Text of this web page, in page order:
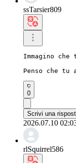
ssTarsier809
Immagino
Penso che
0
Scrivi una
2026.07.10
rlSquirrel586